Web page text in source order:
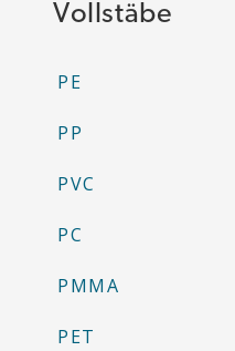
Vollstäbe
PE
PP
PVC
PC
PMMA
PET